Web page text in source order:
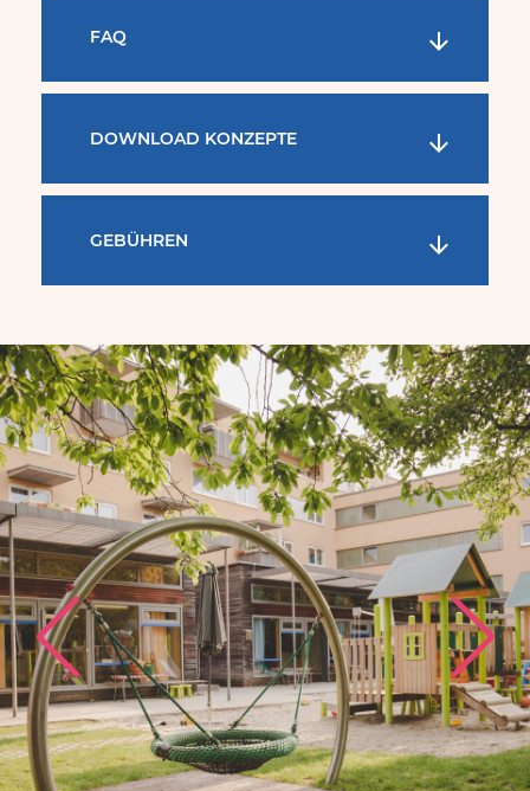
FAQ
DOWNLOAD KONZEPTE
GEBÜHREN